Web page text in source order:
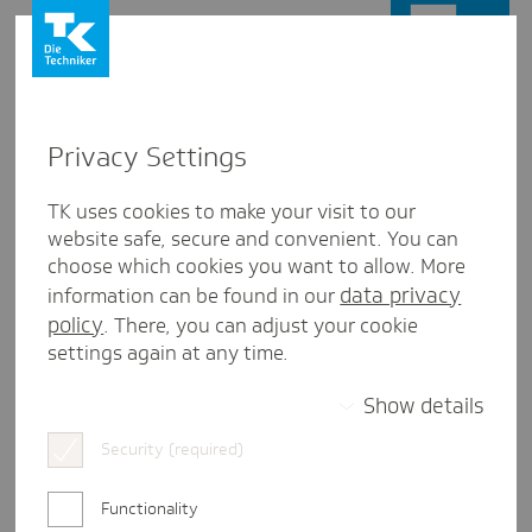
Schlagwort: Mitarbeitende einstellen
Privacy Settings
TK uses cookies to make your visit to our
website safe, secure and convenient. You can
choose which cookies you want to allow. More
information can be found in our data privacy
policy. There, you can adjust your cookie
settings again at any time.
Show details
Security (required)
Functionality